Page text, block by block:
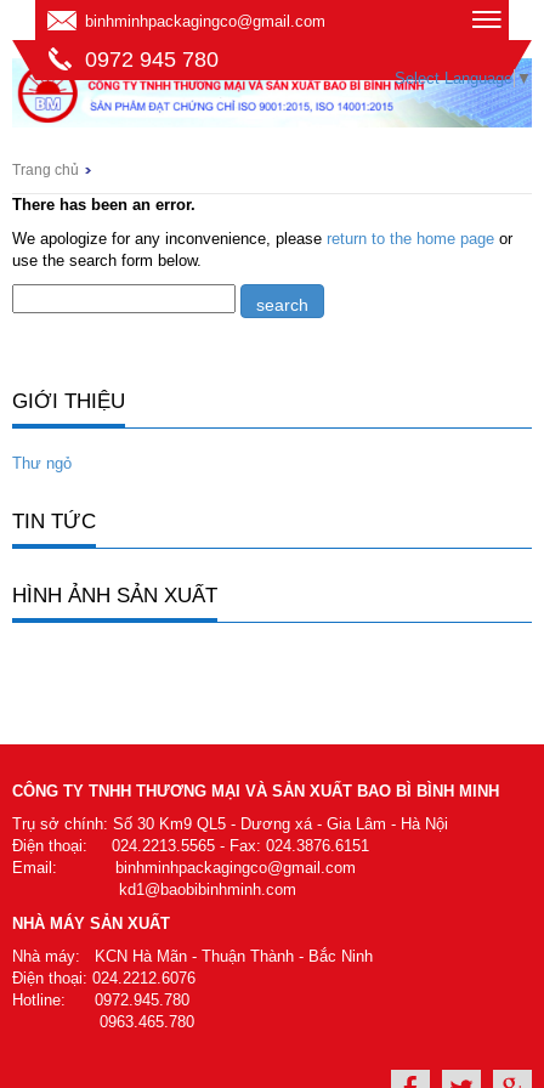
binhminhpackagingco@gmail.com
0972 945 780
Select Language ▼
Trang chủ
There has been an error.
We apologize for any inconvenience, please return to the home page or
use the search form below.
GIỚI THIỆU
Thư ngỏ
TIN TỨC
HÌNH ẢNH SẢN XUẤT
CÔNG TY TNHH THƯƠNG MẠI VÀ SẢN XUẤT BAO BÌ BÌNH MINH
Trụ sở chính: Số 30 Km9 QL5 - Dương xá - Gia Lâm - Hà Nội
Điện thoại: 024.2213.5565 - Fax: 024.3876.6151
Email: binhminhpackagingco@gmail.com
kd1@baobibinhminh.com
NHÀ MÁY SẢN XUẤT
Nhà máy: KCN Hà Mãn - Thuận Thành - Bắc Ninh
Điện thoại: 024.2212.6076
Hotline: 0972.945.780
0963.465.780